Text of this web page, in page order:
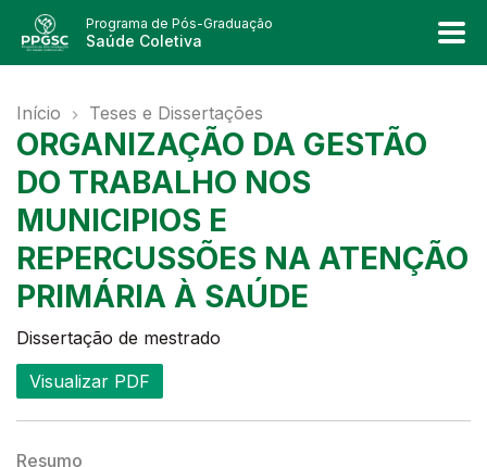
Programa de Pós-Graduação
Saúde Coletiva
Início Teses e Dissertações
ORGANIZAÇÃO DA GESTÃO
DO TRABALHO NOS
MUNICIPIOS E
REPERCUSSÕES NA ATENÇÃO
PRIMÁRIA À SAÚDE
Dissertação de mestrado
Visualizar PDF
Resumo